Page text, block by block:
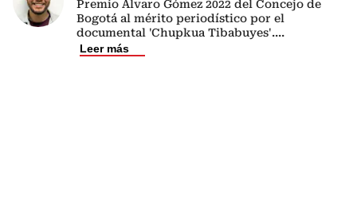
Premio Álvaro Gómez 2022 del Concejo de
Bogotá al mérito periodístico por el
documental 'Chupkua Tibabuyes'....
Leer más